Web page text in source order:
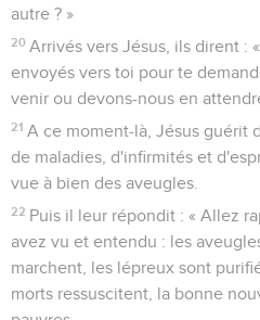
autre ? »
20 Arrivés vers Jésus, ils dirent :
envoyés vers toi pour te
venir ou devons-nous en
21 A ce moment-là, Jésus guérit
de maladies, d'infirmités et
vue à bien des aveugles.
22 Puis il leur répondit : « Allez
avez vu et entendu : les
marchent, les lépreux sont
morts ressuscitent, la bonne